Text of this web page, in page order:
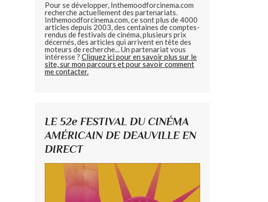
Pour se développer, Inthemoodforcinema.com
recherche actuellement des partenariats.
Inthemoodforcinema.com, ce sont plus de 4000
articles depuis 2003, des centaines de comptes-
rendus de festivals de cinéma, plusieurs prix
décernés, des articles qui arrivent en tête des
moteurs de recherche... Un partenariat vous
intéresse ? Cliquez ici pour en savoir plus sur le
site, sur mon parcours et pour savoir comment
me contacter.
LE 52e FESTIVAL DU CINÉMA
AMÉRICAIN DE DEAUVILLE EN
DIRECT